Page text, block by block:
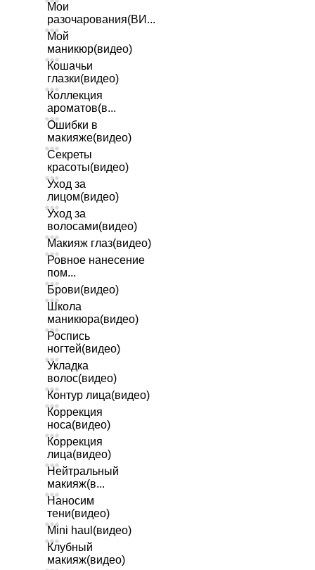
Мои
разочарования(ВИ...
Мой
маникюр(видео)
Кошачьи
глазки(видео)
Коллекция
ароматов(в...
Ошибки в
макияже(видео)
Секреты
красоты(видео)
Уход за
лицом(видео)
Уход за
волосами(видео)
Макияж глаз(видео)
Ровное нанесение
пом...
Брови(видео)
Школа
маникюра(видео)
Роспись
ногтей(видео)
Укладка
волос(видео)
Контур лица(видео)
Коррекция
носа(видео)
Коррекция
лица(видео)
Нейтральный
макияж(в...
Наносим
тени(видео)
Mini haul(видео)
Клубный
макияж(видео)